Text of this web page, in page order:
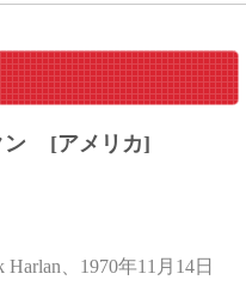
ン
[アメリカ]
、1970年11月14日